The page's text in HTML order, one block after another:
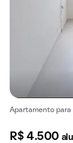
Apartamento para
R$ 4.500